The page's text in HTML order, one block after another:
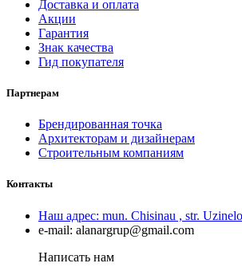
Доставка и оплата
Акции
Гарантия
Знак качества
Гид покупателя
Партнерам
Брендированная точка
Архитекторам и дизайнерам
Строительным компаниям
Контакты
Наш адрес: mun. Chisinau , str.
e-mail: alanargrup@gmail.com
Написать нам